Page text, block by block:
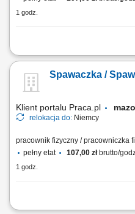
1 godz.
Montaż instalacji rurowych,
i praca z rysunkiem technicznym;
Spawaczka /
Klient portalu Praca.pl
relokacja do: Niemcy
pracownik fizyczny / pracowniczka
pełny etat
107,00 złbrutto/
1 godz.
Montaż konstrukcji stalowych;